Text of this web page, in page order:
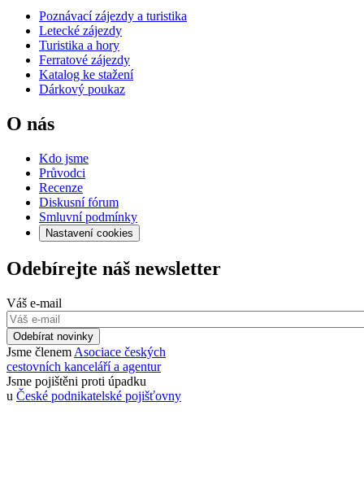
Poznávací zájezdy a turistika
Letecké zájezdy
Turistika a hory
Ferratové zájezdy
Katalog ke stažení
Dárkový poukaz
O nás
Kdo jsme
Průvodci
Recenze
Diskusní fórum
Smluvní podmínky
Nastavení cookies
Odebírejte náš newsletter
Váš e-mail
Odebírat novinky
Jsme členem Asociace českých
cestovních kanceláří a agentur
Jsme pojištěni proti úpadku
u České podnikatelské pojišťovny